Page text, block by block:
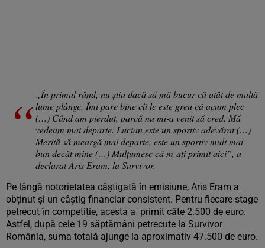
„În primul rând, nu știu dacă să mă bucur că atât de multă
lume plânge. Îmi pare bine că le este greu că acum plec
(…) Când am pierdut, parcă nu mi-a venit să cred. Mă
vedeam mai departe. Lucian este un sportiv adevărat (…)
Merită să meargă mai departe, este un sportiv mult mai
bun decât mine (…) Mulțumesc că m-ați primit aici”, a
declarat Aris Eram, la Survivor.
Pe lângă notorietatea câștigată în emisiune, Aris Eram a
obținut și un câștig financiar consistent. Pentru fiecare stage
petrecut în competiție, acesta a primit câte 2.500 de euro.
Astfel, după cele 19 săptămâni petrecute la Survivor
România, suma totală ajunge la aproximativ 47.500 de euro.